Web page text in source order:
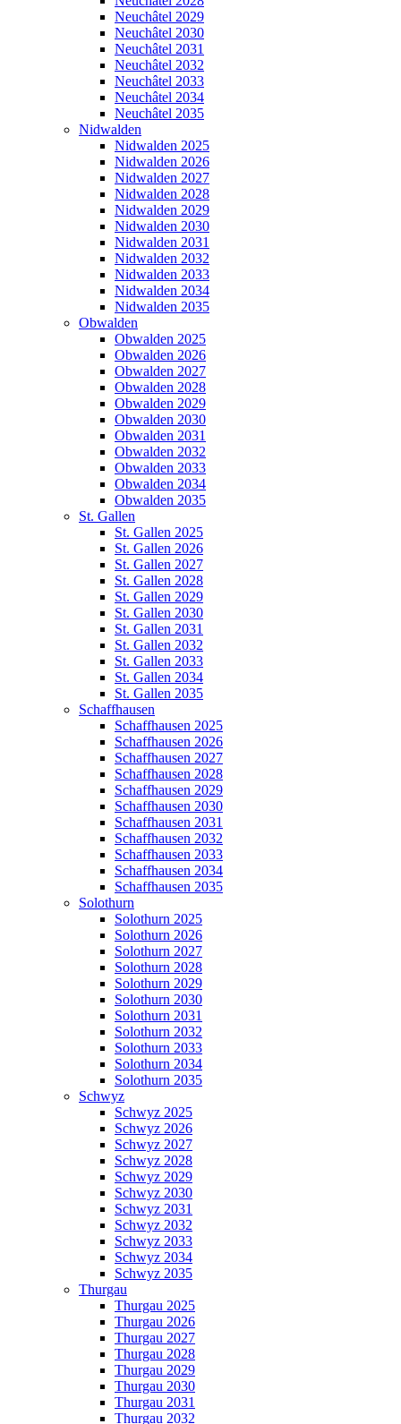
Neuchâtel 2029
Neuchâtel 2030
Neuchâtel 2031
Neuchâtel 2032
Neuchâtel 2033
Neuchâtel 2034
Neuchâtel 2035
Nidwalden
Nidwalden 2025
Nidwalden 2026
Nidwalden 2027
Nidwalden 2028
Nidwalden 2029
Nidwalden 2030
Nidwalden 2031
Nidwalden 2032
Nidwalden 2033
Nidwalden 2034
Nidwalden 2035
Obwalden
Obwalden 2025
Obwalden 2026
Obwalden 2027
Obwalden 2028
Obwalden 2029
Obwalden 2030
Obwalden 2031
Obwalden 2032
Obwalden 2033
Obwalden 2034
Obwalden 2035
St. Gallen
St. Gallen 2025
St. Gallen 2026
St. Gallen 2027
St. Gallen 2028
St. Gallen 2029
St. Gallen 2030
St. Gallen 2031
St. Gallen 2032
St. Gallen 2033
St. Gallen 2034
St. Gallen 2035
Schaffhausen
Schaffhausen 2025
Schaffhausen 2026
Schaffhausen 2027
Schaffhausen 2028
Schaffhausen 2029
Schaffhausen 2030
Schaffhausen 2031
Schaffhausen 2032
Schaffhausen 2033
Schaffhausen 2034
Schaffhausen 2035
Solothurn
Solothurn 2025
Solothurn 2026
Solothurn 2027
Solothurn 2028
Solothurn 2029
Solothurn 2030
Solothurn 2031
Solothurn 2032
Solothurn 2033
Solothurn 2034
Solothurn 2035
Schwyz
Schwyz 2025
Schwyz 2026
Schwyz 2027
Schwyz 2028
Schwyz 2029
Schwyz 2030
Schwyz 2031
Schwyz 2032
Schwyz 2033
Schwyz 2034
Schwyz 2035
Thurgau
Thurgau 2025
Thurgau 2026
Thurgau 2027
Thurgau 2028
Thurgau 2029
Thurgau 2030
Thurgau 2031
Thurgau 2032